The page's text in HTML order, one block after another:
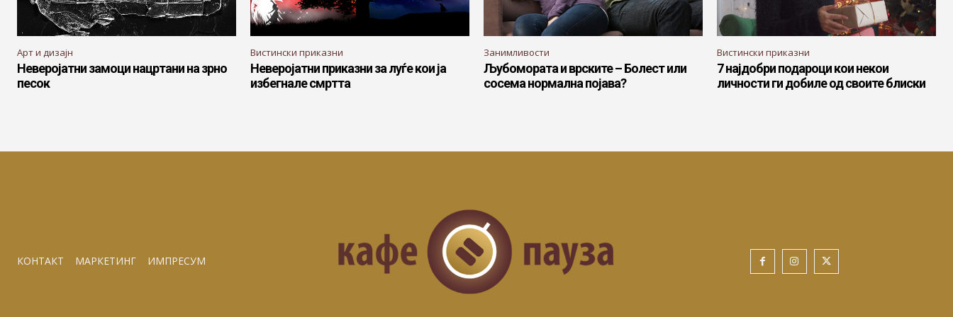
Арт и дизајн
Неверојатни замоци нацртани на зрно
песок
Вистински приказни
Неверојатни приказни за луѓе кои ја
избегнале смртта
Занимливости
Љубомората и врските – Болест или
сосема нормална појава?
Вистински приказни
7 најдобри подароци кои некои
личности ги добиле од своите блиски
КОНТАКТ МАРКЕТИНГ ИМПРЕСУМ